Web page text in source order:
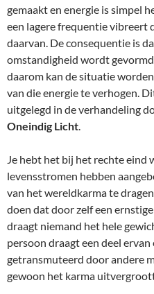
gemaakt en energie is simpel
een lagere frequentie vibreert
daarvan. De consequentie is
omstandigheid wordt
daarom kan de situatie
van die energie te verhogen.
uitgelegd in de verhandeling
Oneindig Licht.
Je hebt het bij het rechte eind
levensstromen hebben
van het wereldkarma te
doen dat door zelf een
draagt niemand het hele
persoon draagt een deel
getransmuteerd door andere
gewoon het karma